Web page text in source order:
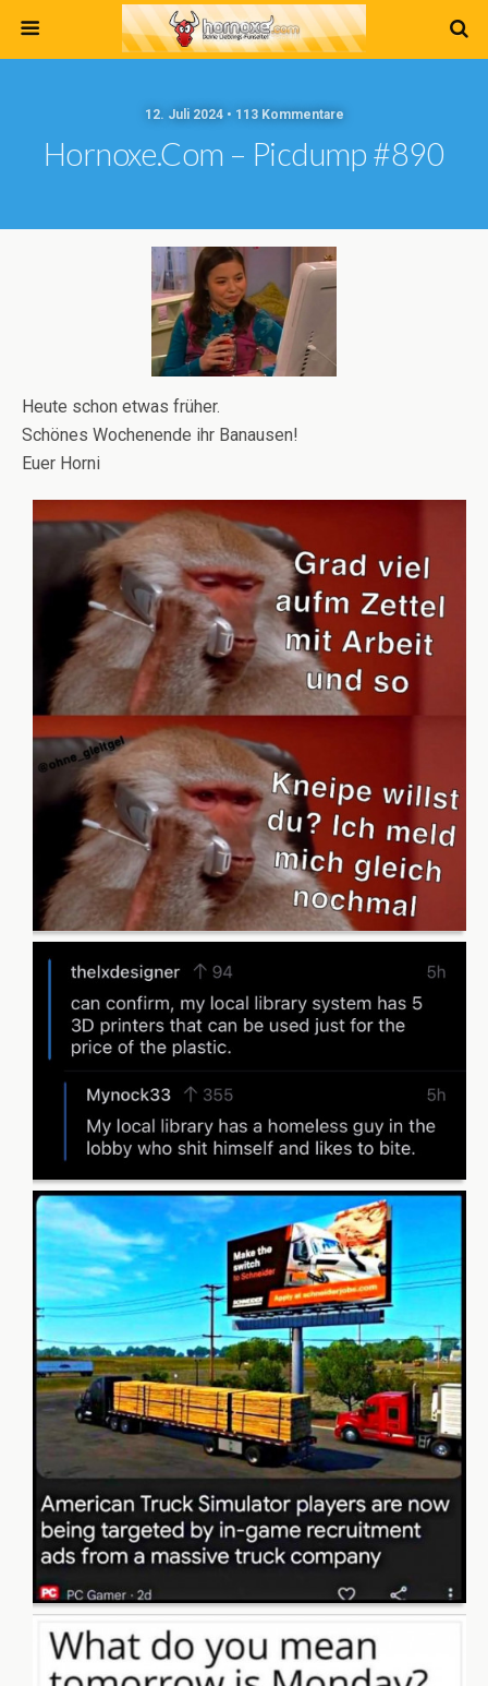
12. Juli 2024 • 113 Kommentare
Hornoxe.com – Picdump #890
Heute schon etwas früher.
Schönes Wochenende ihr Banausen!
Euer Horni